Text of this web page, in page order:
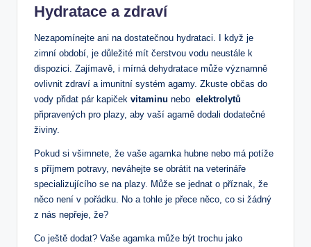
Hydratace a zdraví
Nezapomínejte ⁢ani na dostatečnou hydrataci. I ⁤když je
zimní období, je důležité mít čerstvou ‌vodu neustále k
dispozici. ⁤Zajímavě, i mírná dehydratace může významně
ovlivnit zdraví⁢ a imunitní systém agamy. Zkuste občas do
vody přidat pár kapiček vitaminu nebo ⁤ elektrolytů
připravených⁣ pro plazy,​ aby vaší agamě​ dodali dodatečné
živiny.‌
Pokud si‍ všimnete, že vaše agamka hubne nebo má potíže
s příjmem ​potravy, neváhejte se obrátit na veterináře
specializujícího se na plazy.​ Může se jednat o příznak, že
⁢něco není v pořádku. No a tohle je přece něco,‍ co si žádný⁣
z nás nepřeje,‌ že?
Co‍ ještě dodat?⁢ Vaše agamka může ​být trochu ​jako